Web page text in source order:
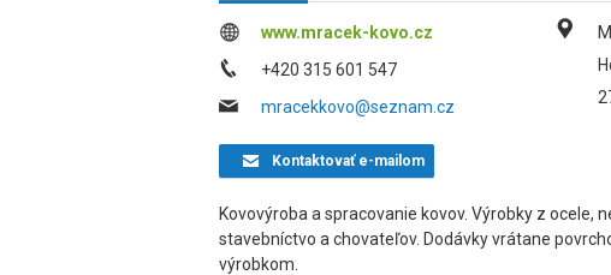
www.mracek-kovo.cz
+420 315 601 547
mracekkovo@seznam.cz
Kontaktovaťe-mailom
Kovovýroba a spracovanie kovov. Výrobky z ocele,
stavebníctvo a chovateľov. Dodávky vrátane
výrobkom.